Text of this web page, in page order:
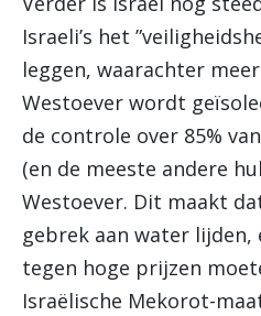
Israeli’s het
leggen, waarachter
Westoever wordt
de controle over 85%
(en de meeste andere
Westoever. Dit maakt
gebrek aan water lijden,
tegen hoge prijzen
Israëlische Mekorot-